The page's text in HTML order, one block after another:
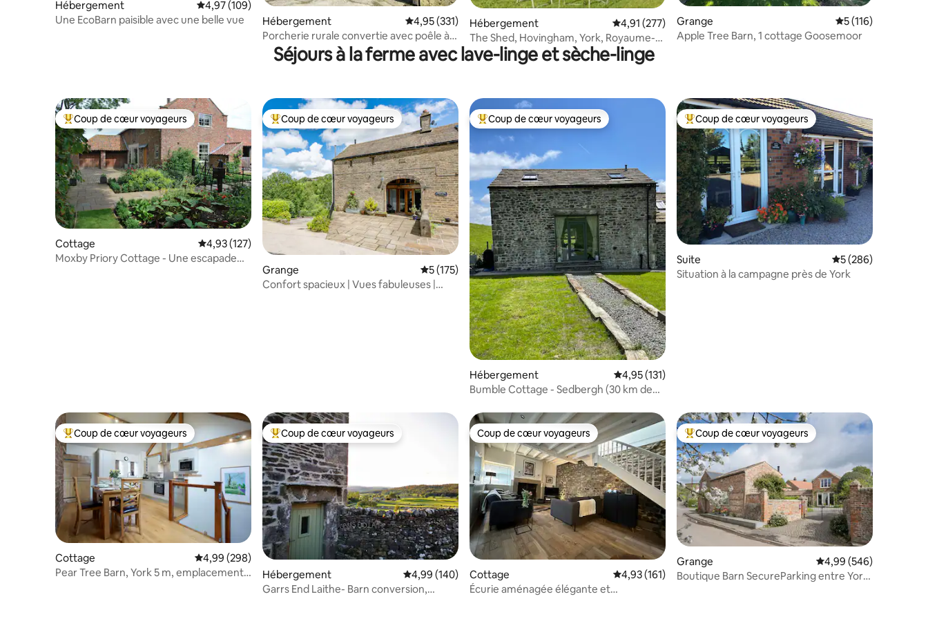
Hébergement Évaluation moyenne sur la base de 109 commentaires : 4,97 sur 5
4,97 (109)
Une EcoBarn paisible avec une belle vue
Hébergement Évaluation moyenne sur la base de 331 commentaires : 4,95 sur 5
4,95 (331)
Porcherie rurale convertie avec poêle à
bois
Hébergement Évaluation moyenne sur la base de 277 commentaires : 4,91 sur 5
4,91 (277)
The Shed, Hovingham, York, Royaume-
Uni
Grange Évaluation
5 (116)
Apple Tree Barn, 1 cottage Goosemoor
Séjours à la ferme avec lave-linge et sèche-linge
Coups de cœur voyageurs les plus appréciés
Coup de cœur voyageurs
Cottage Évaluation moyenne sur la base de 127 commentaires : 4,93 sur 5
4,93 (127)
Moxby Priory Cottage - Une escapade
Coups de cœur voyageurs les plus appréciés
Coup de cœur voyageurs
Grange Évaluation moyenne sur la base de 175 commentaires : 5 sur 5
5 (175)
Confort spacieux | Vues fabuleuses |
Coups de cœur voyageurs les plus appréciés
Coup de cœur voyageurs
Hébergement Évaluation moyenne sur la base de 131 commentaires : 4,95 sur 5
4,95 (131)
Bumble Cottage - Sedbergh (30 km de
Coups de cœur voyageurs les plus appréciés
Coup de cœur voyageurs
Suite Évaluation
5 (286)
Situation à la campagne près de York
Coups de cœur voyageurs les plus appréciés
Coup de cœur voyageurs
Cottage Évaluation moyenne sur la base de 298 commentaires : 4,99 sur 5
4,99 (298)
Pear Tree Barn, York 5 m, emplacement
Coups de cœur voyageurs les plus appréciés
Coup de cœur voyageurs
Hébergement Évaluation moyenne sur la base de 140 commentaires : 4,99 sur 5
4,99 (140)
Garrs End Laithe- Barn conversion,
Coup de cœur voyageurs
Coup de cœur voyageurs
Cottage Évaluation moyenne sur la base de 161 commentaires : 4,93 sur 5
4,93 (161)
Écurie aménagée élégante et
Coups de cœur voyageurs les plus appréciés
Coup de cœur voyageurs
Grange Évaluation moyenne
4,99 (546)
Boutique Barn SecureParking entre York